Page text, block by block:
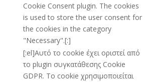
Cookie Consent plugin. The cookies
is used to store the user consent for
the cookies in the category
"Necessary".[:]
[:el]Αυτό το cookie έχει οριστεί από
το plugin συγκατάθεσης Cookie
GDPR. Το cookie χρησιμοποιείται